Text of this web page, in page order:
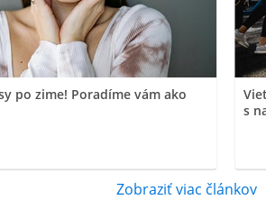
po zime! Poradíme vám ako
s
Zobraziť viac článkov